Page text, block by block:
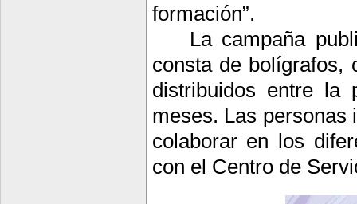
formación”.
La campaña
consta de bolígrafos,
distribuidos entre la
meses. Las personas
colaborar en los
con el Centro de